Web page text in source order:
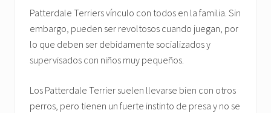
Patterdale Terriers vínculo con todos en la familia. Sin
embargo, pueden ser revoltosos cuando juegan, por
lo que deben ser debidamente socializados y
supervisados con niños muy pequeños.
Los Patterdale Terrier suelen llevarse bien con otros
perros, pero tienen un fuerte instinto de presa y no se